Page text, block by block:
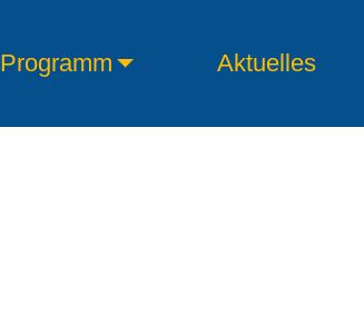
Programm Aktuelles